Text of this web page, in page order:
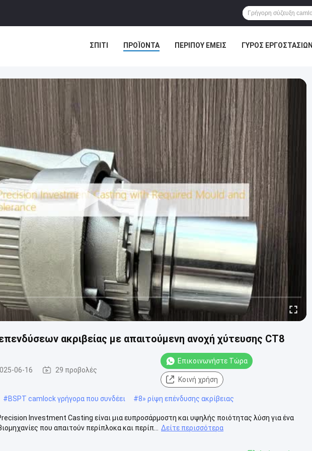
ΣΠΊΤΙ ΠΡΟΪΌΝΤΑ ΠΕΡΊΠΟΥ ΕΜΕΊΣ ΓΎΡΟΣ ΕΡΓΟΣΤΑΣΊΩΝ
ακριβείας με απαιτούμενη ανοχή χύτευσης CT8
06-16 29 προβολές
Επικοινωνήστε Τώρα
Κοινή χρήση
#BSPT camlock γρήγορα που συνδέει #8» ρίψη επένδυσης ακρίβειας
Investment Casting είναι μια ευπροσάρμοστη και υψηλής ποιότητας λύση για ένα
που απαιτούν περίπλοκα και περίπ...
Δείτε περισσότερα